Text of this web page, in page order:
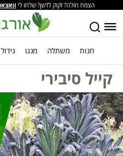
הצמח חולה? זקוק לדשן? שלחו לי
חנות משתלה מנגו
קייל סיבירי